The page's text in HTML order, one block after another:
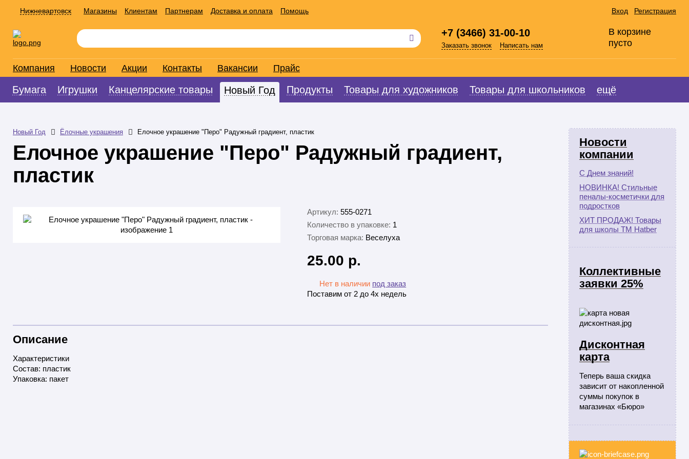
Вход Регистрация
Нижневартовск Магазины Клиентам Партнерам Доставка и оплата Помощь
+7 (3466) 31-00-10
Заказать звонок Написать нам
В корзине
пусто
Компания Новости Акции Контакты Вакансии Прайс
Бумага Игрушки Канцелярские товары Новый Год Продукты Товары для художников Товары для школьников ещё
Новости
компании
С Днем знаний!
НОВИНКА! Стильные
пеналы-косметички для
подростков
ХИТ ПРОДАЖ! Товары
для школы ТМ Hatber
Коллективные
заявки 25%
Дисконтная
карта
Теперь ваша скидка
зависит от накопленной
суммы покупок в
магазинах «Бюро»
Новый Год Ёлочные украшения Елочное украшение "Перо" Радужный градиент, пластик
Елочное украшение "Перо" Радужный градиент,
пластик
Артикул: 555-0271
Количество в упаковке: 1
Торговая марка: Веселуха
25.00 р.
Нет в наличии под заказ
Поставим от 2 до 4х недель
Описание
Характеристики
Состав: пластик
Упаковка: пакет